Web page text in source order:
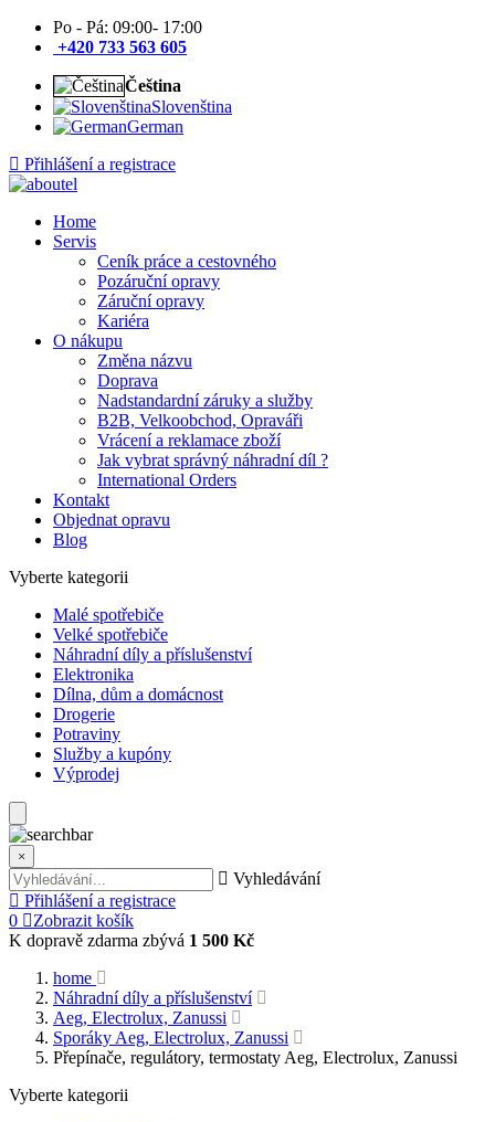
Po - Pá: 09:00- 17:00
+420 733 563 605
Čeština
Slovenština
German
Přihlášení a registrace
Home
Servis
Ceník práce a cestovného
Pozáruční opravy
Záruční opravy
Kariéra
O nákupu
Změna názvu
Doprava
Nadstandardní záruky a služby
B2B, Velkoobchod, Opraváři
Vrácení a reklamace zboží
Jak vybrat správný náhradní díl ?
International Orders
Kontakt
Objednat opravu
Blog
Vyberte kategorii
Malé spotřebiče
Velké spotřebiče
Náhradní díly a příslušenství
Elektronika
Dílna, dům a domácnost
Drogerie
Potraviny
Služby a kupóny
Výprodej
×
Vyhledávání
Přihlášení a registrace
0
Zobrazit košík
K dopravě zdarma zbývá 1 500 Kč
home
Náhradní díly a příslušenství
Aeg, Electrolux, Zanussi
Sporáky Aeg, Electrolux, Zanussi
Přepínače, regulátory, termostaty Aeg, Electrolux, Zanussi
Vyberte kategorii